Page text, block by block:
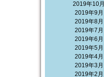
2019年10月
2019年9月
2019年8月
2019年7月
2019年6月
2019年5月
2019年4月
2019年3月
2019年2月